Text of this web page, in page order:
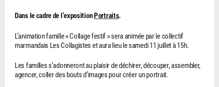
Dans le cadre de l’expositionPortraits.
L’animation famille « Collage festif » sera animée par le collectif
marmandais Les Collagistes et aura lieu le samedi 11 juillet à 15h.
Les familles s’adonneront au plaisir de déchirer, découper, assembler,
agencer, coller des bouts d’images pour créer un portrait.